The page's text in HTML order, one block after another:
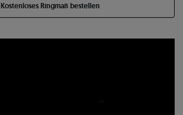
Kostenloses Ringmaß bestellen